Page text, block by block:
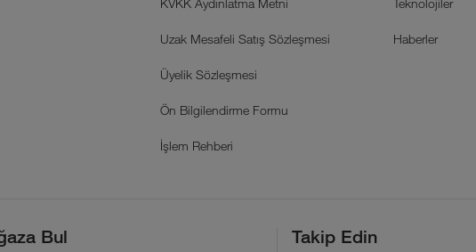
KVKK Aydınlatma Metni
Uzak Mesafeli Satış Sözleşmesi
Üyelik Sözleşmesi
Ön Bilgilendirme Formu
İşlem Rehberi
Teknolojiler
Haberler
Bul Takip Edin